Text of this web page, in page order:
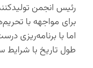
رئیس انجمن
برای مواجهه با
اما با برنامه‌ریزی
طول تاریخ با شرایط